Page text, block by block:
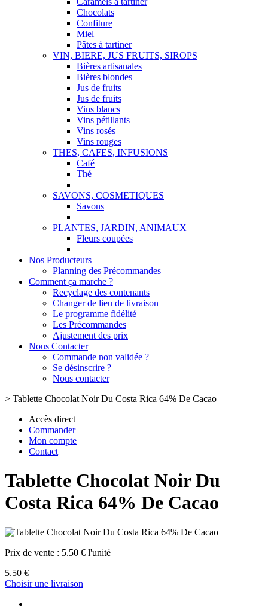
Chocolats
Confiture
Miel
Pâtes à tartiner
VIN, BIERE, JUS FRUITS, SIROPS
Bières artisanales
Bières blondes
Jus de fruits
Jus de fruits
Vins blancs
Vins pétillants
Vins rosés
Vins rouges
THES, CAFES, INFUSIONS
Café
Thé
SAVONS, COSMETIQUES
Savons
PLANTES, JARDIN, ANIMAUX
Fleurs coupées
Nos Producteurs
Planning des Précommandes
Comment ça marche ?
Recyclage des contenants
Changer de lieu de livraison
Le programme fidélité
Les Précommandes
Ajustement des prix
Nous Contacter
Commande non validée ?
Se désinscrire ?
Nous contacter
> Tablette Chocolat Noir Du Costa Rica 64% De Cacao
Accès direct
Commander
Mon compte
Contact
Tablette Chocolat Noir Du
Costa Rica 64% De Cacao
Prix de vente : 5.50 € l'unité
5.50 €
Choisir une livraison